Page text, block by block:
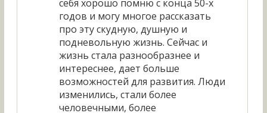
себя хорошо помню с конца 50-х
годов и могу многое рассказать
про эту скудную, душную и
подневольную жизнь. Сейчас и
жизнь стала разнообразнее и
интереснее, дает больше
возможностей для развития. Люди
изменились, стали более
человечными, более